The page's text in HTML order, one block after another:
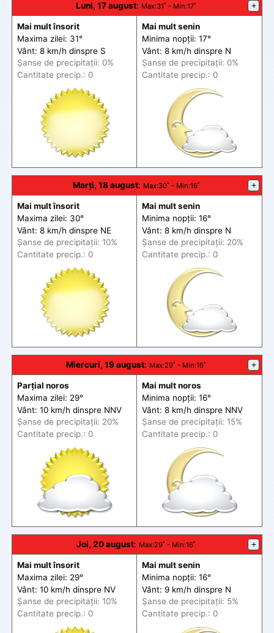
Luni, 17 august: Max:31˚ - Min:17˚ +
Mai mult însorit
Maxima zilei: 31°
Vânt: 8 km/h dinspre S
Șanse de precipitații: 0%
Cantitate precip.: 0
Mai mult senin
Minima nopții: 17°
Vânt: 8 km/h dinspre N
Șanse de precipitații: 0%
Cantitate precip.: 0
Marți, 18 august: Max:30˚ - Min:16˚ +
Mai mult însorit
Maxima zilei: 30°
Vânt: 8 km/h dinspre NE
Șanse de precipitații: 10%
Cantitate precip.: 0
Mai mult senin
Minima nopții: 16°
Vânt: 8 km/h dinspre N
Șanse de precipitații: 20%
Cantitate precip.: 0
Miercuri, 19 august: Max:29˚ - Min:16˚ +
Parțial noros
Maxima zilei: 29°
Vânt: 10 km/h dinspre NNV
Șanse de precipitații: 20%
Cantitate precip.: 0
Mai mult noros
Minima nopții: 16°
Vânt: 8 km/h dinspre NNV
Șanse de precipitații: 15%
Cantitate precip.: 0
Joi, 20 august: Max:29˚ - Min:16˚ +
Mai mult însorit
Maxima zilei: 29°
Vânt: 10 km/h dinspre NV
Șanse de precipitații: 10%
Cantitate precip.: 0
Mai mult senin
Minima nopții: 16°
Vânt: 9 km/h dinspre N
Șanse de precipitații: 5%
Cantitate precip.: 0